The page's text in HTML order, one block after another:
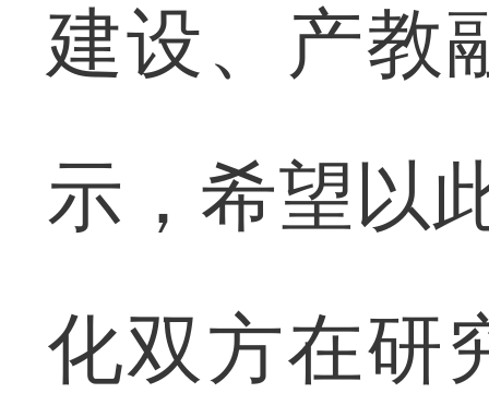
建设、产教
示，希望以
化双方在研